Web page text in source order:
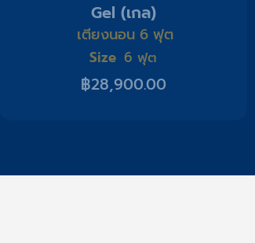
Gel (เกล)
เตียงนอน 6 ฟุต
Size 6 ฟุต
฿28,900.00